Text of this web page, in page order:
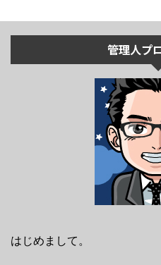
管理人プ
はじめまして。